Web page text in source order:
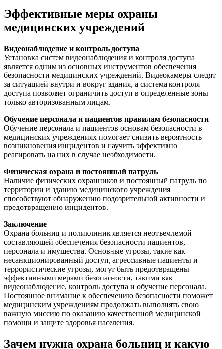
Эффективные меры охраны
медицинских учреждений
Видеонаблюдение и контроль доступа
Установка систем видеонаблюдения и контроля доступа
является одним из основных инструментов обеспечения
безопасности медицинских учреждений. Видеокамеры следят
за ситуацией внутри и вокруг здания, а система контроля
доступа позволяет ограничить доступ в определенные зоны
только авторизованным лицам.
Обучение персонала и пациентов правилам безопасности
Обучение персонала и пациентов основам безопасности в
медицинских учреждениях помогает снизить вероятность
возникновения инцидентов и научить эффективно
реагировать на них в случае необходимости.
Физическая охрана и постоянный патруль
Наличие физических охранников и постоянный патруль по
территории и зданию медицинского учреждения
способствуют обнаружению подозрительной активности и
предотвращению инцидентов.
Заключение
Охрана больниц и поликлиник является неотъемлемой
составляющей обеспечения безопасности пациентов,
персонала и имущества. Основные угрозы, такие как
несанкционированный доступ, агрессивные пациенты и
террористические угрозы, могут быть предотвращены
эффективными мерами безопасности, такими как
видеонаблюдение, контроль доступа и обучение персонала.
Постоянное внимание к обеспечению безопасности поможет
медицинским учреждениям продолжать выполнять свою
важную миссию по оказанию качественной медицинской
помощи и защите здоровья населения.
Зачем нужна охрана больниц и какую